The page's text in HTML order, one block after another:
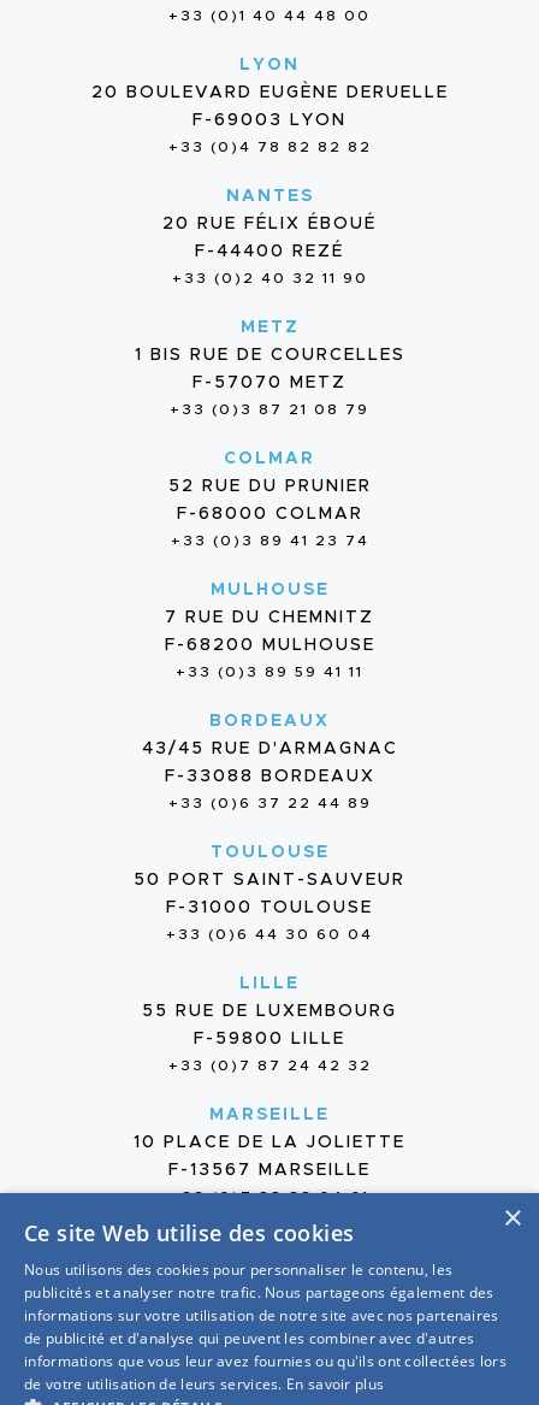
+33 (0)1 40 44 48 00
LYON
20 BOULEVARD EUGÈNE DERUELLE
F-69003 LYON
+33 (0)4 78 82 82 82
NANTES
20 RUE FÉLIX ÉBOUÉ
F-44400 REZÉ
+33 (0)2 40 32 11 90
METZ
1 BIS RUE DE COURCELLES
F-57070 METZ
+33 (0)3 87 21 08 79
COLMAR
52 RUE DU PRUNIER
F-68000 COLMAR
+33 (0)3 89 41 23 74
MULHOUSE
7 RUE DU CHEMNITZ
F-68200 MULHOUSE
+33 (0)3 89 59 41 11
BORDEAUX
43/45 RUE D'ARMAGNAC
F-33088 BORDEAUX
+33 (0)6 37 22 44 89
TOULOUSE
50 PORT SAINT-SAUVEUR
F-31000 TOULOUSE
+33 (0)6 44 30 60 04
LILLE
55 RUE DE LUXEMBOURG
F-59800 LILLE
+33 (0)7 87 24 42 32
MARSEILLE
10 PLACE DE LA JOLIETTE
F-13567 MARSEILLE
+33 (0)7 88 38 04 61
2026 — GROUPE OTE
PROTECTION DES DONNÉES
×
Ce site Web utilise des cookies
Nous utilisons des cookies pour personnaliser le contenu, les
publicités et analyser notre trafic. Nous partageons également des
informations sur votre utilisation de notre site avec nos partenaires
de publicité et d'analyse qui peuvent les combiner avec d'autres
informations que vous leur avez fournies ou qu'ils ont collectées lors
de votre utilisation de leurs services. En savoir plus